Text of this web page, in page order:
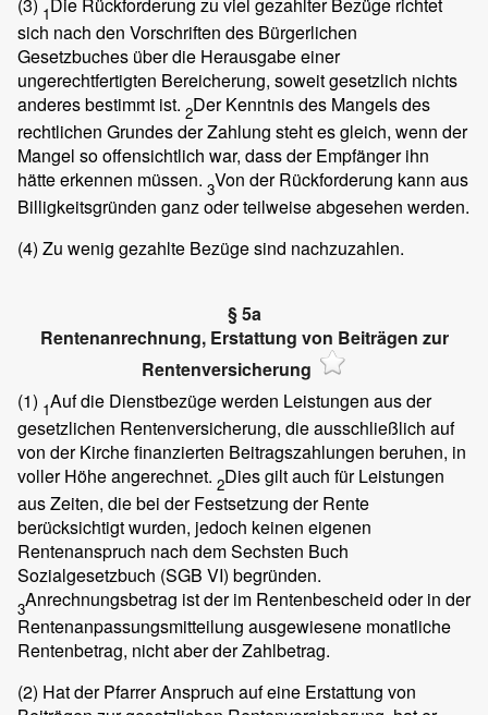
1
sich nach den Vorschriften des Bürgerlichen
Gesetzbuches über die Herausgabe einer
ungerechtfertigten Bereicherung, soweit gesetzlich nichts
anderes bestimmt ist. 2Der Kenntnis des Mangels des
rechtlichen Grundes der Zahlung steht es gleich, wenn der
Mangel so offensichtlich war, dass der Empfänger ihn
hätte erkennen müssen. 3Von der Rückforderung kann aus
Billigkeitsgründen ganz oder teilweise abgesehen werden.
(4) Zu wenig gezahlte Bezüge sind nachzuzahlen.
§ 5a
Rentenanrechnung, Erstattung von Beiträgen zur
Rentenversicherung
(1) 1Auf die Dienstbezüge werden Leistungen aus der
gesetzlichen Rentenversicherung, die ausschließlich auf
von der Kirche finanzierten Beitragszahlungen beruhen, in
voller Höhe angerechnet. 2Dies gilt auch für Leistungen
aus Zeiten, die bei der Festsetzung der Rente
berücksichtigt wurden, jedoch keinen eigenen
Rentenanspruch nach dem Sechsten Buch
Sozialgesetzbuch (SGB VI) begründen.
3Anrechnungsbetrag ist der im Rentenbescheid oder in der
Rentenanpassungsmitteilung ausgewiesene monatliche
Rentenbetrag, nicht aber der Zahlbetrag.
(2) Hat der Pfarrer Anspruch auf eine Erstattung von